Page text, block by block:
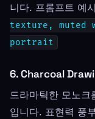
니다. 프롬프트 예
texture, muted
portrait
6. Charcoal
드라마틱한 모노크
입니다. 표현력 풍